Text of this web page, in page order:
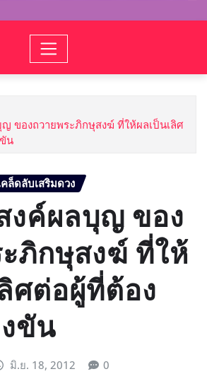
ของถวายพระภิกษุสงฆ์ ที่ให้ผลเป็นเลิศ
น
คล็ดลับเสริมดวง
งค์ผลบุญ ของ
ภิกษุสงฆ์ ที่ให้
ศต่อผู้ที่ต้อง
ขัน
มิ.ย. 18, 2012 0